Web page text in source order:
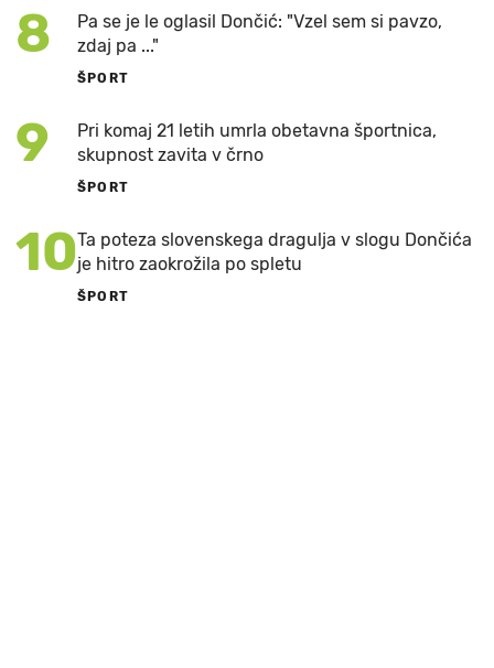
8
Pa se je le oglasil Dončić: "Vzel sem si pavzo,
zdaj pa ..."
ŠPORT
9
Pri komaj 21 letih umrla obetavna športnica,
skupnost zavita v črno
ŠPORT
10Ta poteza slovenskega dragulja v slogu Dončića
je hitro zaokrožila po spletu
ŠPORT